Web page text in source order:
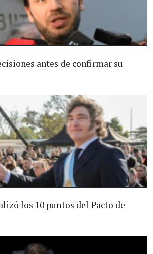
antes de confirmar su
los 10 puntos del Pacto de